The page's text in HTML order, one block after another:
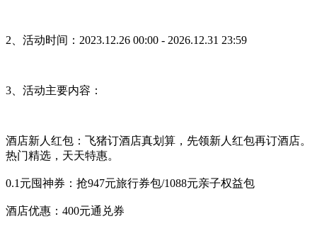
2、活动时间：2023.12.26 00:00 - 2026.12.31 23:59
3、活动主要内容：
酒店新人红包：飞猪订酒店真划算，先领新人红包再订酒店。
热门精选，天天特惠。
0.1元囤神券： 抢947元旅行券包/1088元亲子权益包
酒店优惠：400元通兑券